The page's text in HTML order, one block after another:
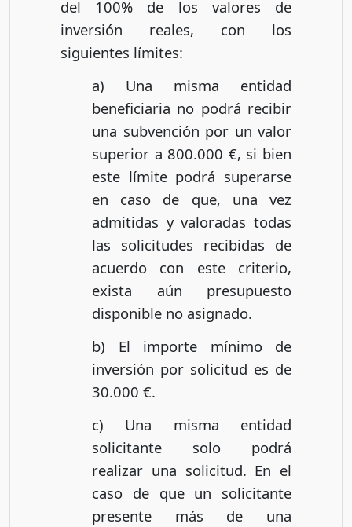
del 100% de los valores de
inversión reales, con los
siguientes límites:
a) Una misma entidad
beneficiaria no podrá recibir
una subvención por un valor
superior a 800.000 €, si bien
este límite podrá superarse
en caso de que, una vez
admitidas y valoradas todas
las solicitudes recibidas de
acuerdo con este criterio,
exista aún presupuesto
disponible no asignado.
b) El importe mínimo de
inversión por solicitud es de
30.000 €.
c) Una misma entidad
solicitante solo podrá
realizar una solicitud. En el
caso de que un solicitante
presente más de una